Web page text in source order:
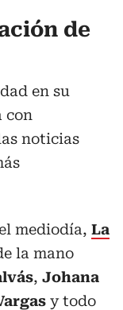
de
en su
con
noticias
mediodía, La
la mano
, Johana
y todo